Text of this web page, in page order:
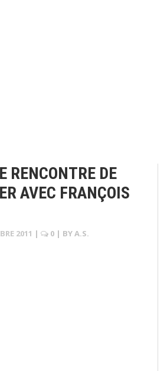
RENCONTRE DE
AVEC FRANÇOIS
2011 | 0 | BYA.S.